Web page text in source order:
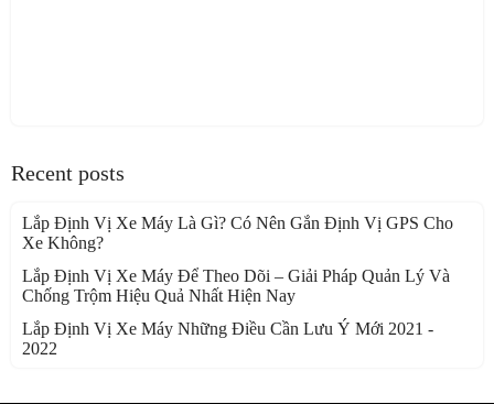
Recent posts
Lắp Định Vị Xe Máy Là Gì? Có Nên Gắn Định Vị GPS Cho
Xe Không?
Lắp Định Vị Xe Máy Để Theo Dõi – Giải Pháp Quản Lý Và
Chống Trộm Hiệu Quả Nhất Hiện Nay
Lắp Định Vị Xe Máy Những Điều Cần Lưu Ý Mới 2021 -
2022